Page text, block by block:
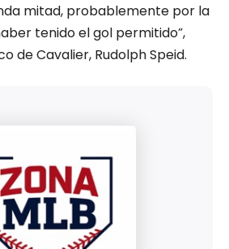
mitad, probablemente por la
tenido el gol permitido”,
de Cavalier, Rudolph Speid.